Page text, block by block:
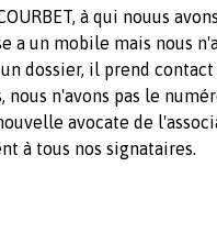
à qui nouus
a un mobile mais nous
un dossier, il prend
nous n'avons pas le
avocate de
à tous nos signataires.